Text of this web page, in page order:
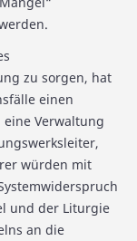
zu sorgen, hat
einen
Verwaltung
würden mit
und der Liturgie
an die